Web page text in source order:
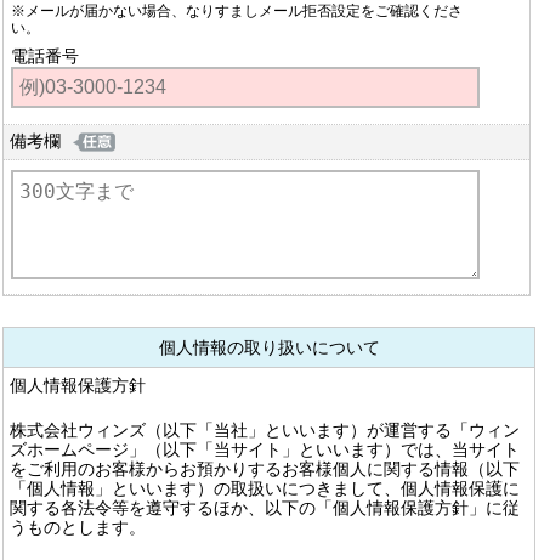
※メールが届かない場合、なりすましメール拒否設定をご確認くださ
い。
電話番号
備考欄
個人情報の取り扱いについて
個人情報保護方針
株式会社ウィンズ（以下「当社」といいます）が運営する「ウィン
ズホームページ」（以下「当サイト」といいます）では、当サイト
をご利用のお客様からお預かりするお客様個人に関する情報（以下
「個人情報」といいます）の取扱いにつきまして、個人情報保護に
関する各法令等を遵守するほか、以下の「個人情報保護方針」に従
うものとします。